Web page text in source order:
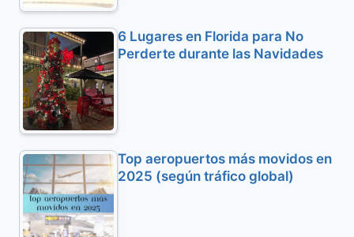
6 Lugares en Florida para No
Perderte durante las Navidades
Top aeropuertos más movidos en
2025 (según tráfico global)